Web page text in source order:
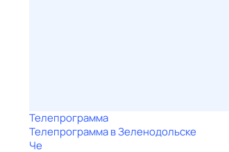
Телепрограмма
Телепрограмма в Зеленодольске
Че